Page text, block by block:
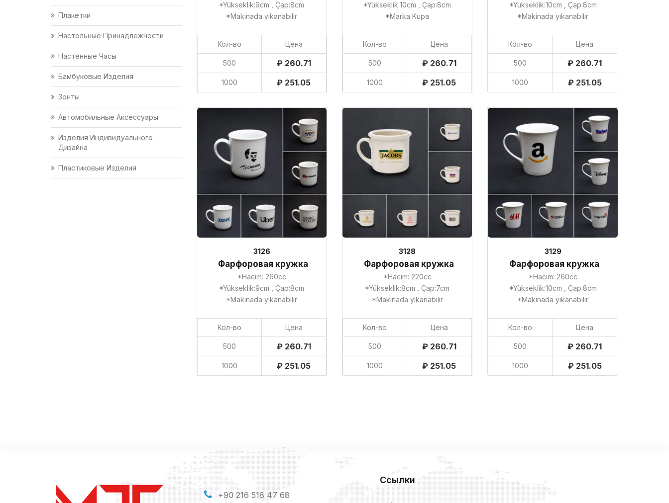
Плакетки
Настольные Принадлежности
Настенные Часы
Бамбуковые Изделия
Зонты
Автомобильные Аксессуары
Изделия Индивидуального
Дизайна
Пластиковые Изделия
*Yükseklik:9cm , Çap:8cm
*Makinada yıkanabilir
Кол-во Цена
500 ₽ 260.71
1000 ₽ 251.05
*Yükseklik:10cm , Çap:8cm
*Marka Kupa
Кол-во Цена
500 ₽ 260.71
1000 ₽ 251.05
*Yükseklik:10cm , Çap:8cm
*Makinada yıkanabilir
Кол-во Цена
500 ₽ 260.71
1000 ₽ 251.05
3126
Фарфоровая кружка
*Hacim: 260cc
*Yükseklik:9cm , Çap:8cm
*Makinada yıkanabilir
Кол-во Цена
500 ₽ 260.71
1000 ₽ 251.05
3128
Фарфоровая кружка
*Hacim: 220cc
*Yükseklik:8cm , Çap:7cm
*Makinada yıkanabilir
Кол-во Цена
500 ₽ 260.71
1000 ₽ 251.05
3129
Фарфоровая кружка
*Hacim: 260cc
*Yükseklik:10cm , Çap:8cm
*Makinada yıkanabilir
Кол-во Цена
500 ₽ 260.71
1000 ₽ 251.05
+90 216 518 47 68
Ссылки